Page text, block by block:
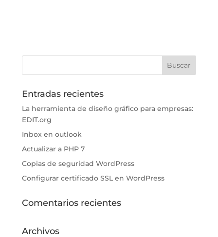
Entradas recientes
La herramienta de diseño gráfico para empresas:
EDIT.org
Inbox en outlook
Actualizar a PHP 7
Copias de seguridad WordPress
Configurar certificado SSL en WordPress
Comentarios recientes
Archivos